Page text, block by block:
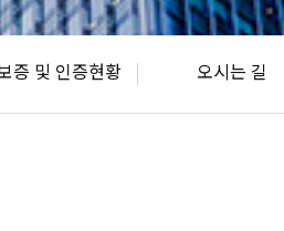
증 및 인증현황 오시는 길